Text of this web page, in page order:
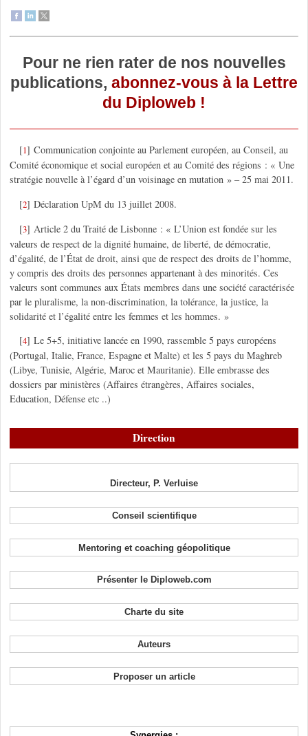
Pour ne rien rater de nos nouvelles
publications, abonnez-vous à la Lettre
du Diploweb !
[1]Communication conjointe au Parlement européen, au Conseil, au
Comité économique et social européen et au Comité des régions : « Une
stratégie nouvelle à l’égard d’un voisinage en mutation » – 25 mai 2011.
[2]Déclaration UpM du 13 juillet 2008.
[3]Article 2 du Traité de Lisbonne : « L’Union est fondée sur les
valeurs de respect de la dignité humaine, de liberté, de démocratie,
d’égalité, de l’État de droit, ainsi que de respect des droits de l’homme,
y compris des droits des personnes appartenant à des minorités. Ces
valeurs sont communes aux États membres dans une société caractérisée
par le pluralisme, la non-discrimination, la tolérance, la justice, la
solidarité et l’égalité entre les femmes et les hommes. »
[4]Le 5+5, initiative lancée en 1990, rassemble 5 pays européens
(Portugal, Italie, France, Espagne et Malte) et les 5 pays du Maghreb
(Libye, Tunisie, Algérie, Maroc et Mauritanie). Elle embrasse des
dossiers par ministères (Affaires étrangères, Affaires sociales,
Education, Défense etc ..)
Direction
Directeur, P. Verluise
Conseil scientifique
Mentoring et coaching géopolitique
Présenter le Diploweb.com
Charte du site
Auteurs
Proposer un article